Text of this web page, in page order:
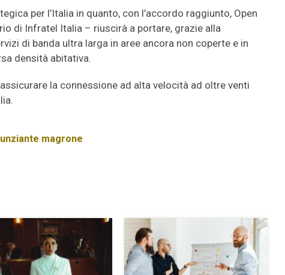
per l’Italia in quanto, con l’accordo raggiunto, Open
di Infratel Italia – riuscirà a portare, grazie alla
di banda ultra larga in aree ancora non coperte e in
densità abitativa.
la connessione ad alta velocità ad oltre venti
magrone